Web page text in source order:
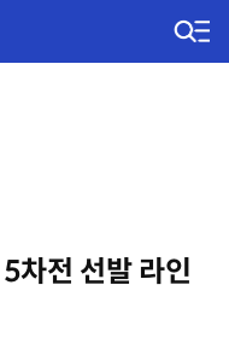
차전 선발 라인